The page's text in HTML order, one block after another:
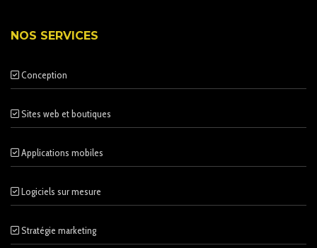
NOS SERVICES
Conception
Sites web et boutiques
Applications mobiles
Logiciels sur mesure
Stratégie marketing